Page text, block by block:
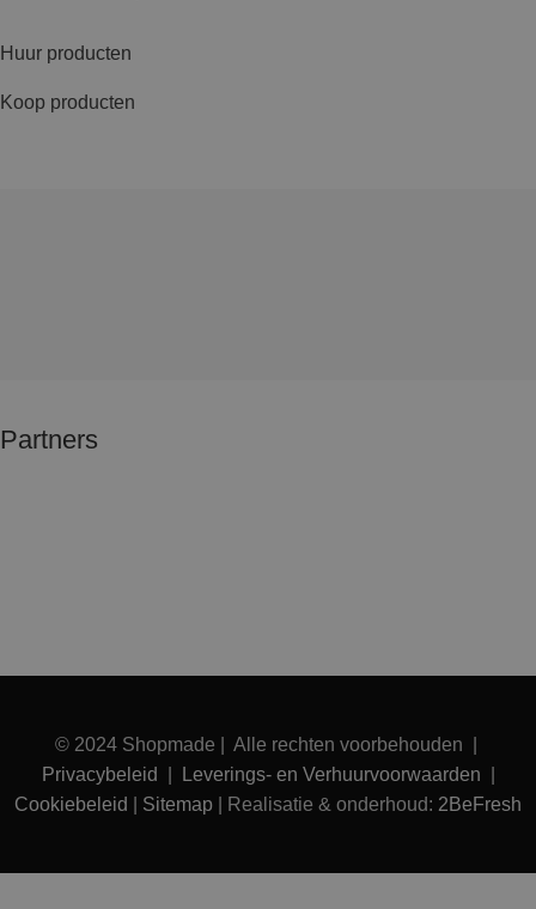
Huur producten
Koop producten
Partners
© 2024 Shopmade | Alle rechten voorbehouden |
Privacybeleid
Leverings- en Verhuurvoorwaarden
Cookiebeleid
Sitemap | Realisatie & onderhoud: 2BeFresh